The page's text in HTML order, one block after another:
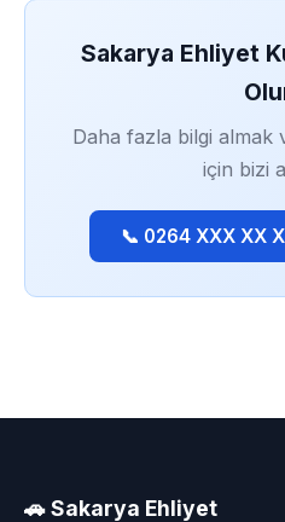
Sakarya Ehliyet
Daha fazla bilgi almak
için bizi
📞 0264 XXX XX
🚗 Sakarya Ehliyet